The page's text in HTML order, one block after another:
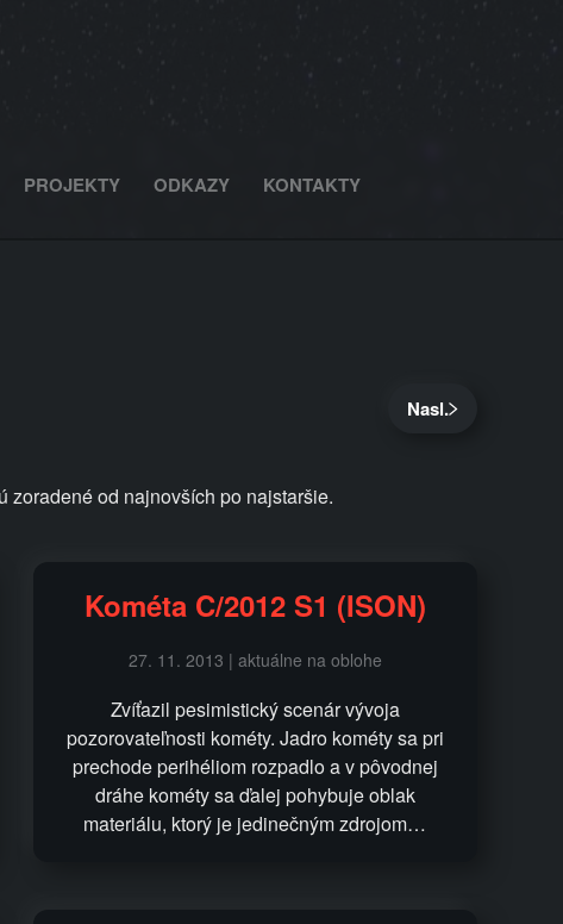
PROJEKTY ODKAZY KONTAKTY
Nasl.
zoradené od najnovších po najstaršie.
Kométa C/2012 S1 (ISON)
27. 11. 2013 | aktuálne na oblohe
Zvíťazil pesimistický scenár vývoja
pozorovateľnosti kométy. Jadro kométy sa pri
prechode perihéliom rozpadlo a v pôvodnej
dráhe kométy sa ďalej pohybuje oblak
materiálu, ktorý je jedinečným zdrojom…